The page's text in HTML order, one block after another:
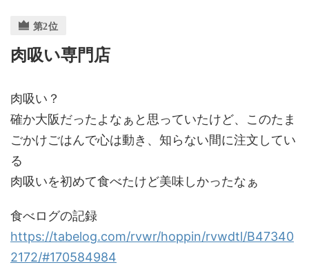
肉吸い専門店
肉吸い？
確か大阪だったよなぁと思っていたけど、このたま
ごかけごはんで心は動き、知らない間に注文してい
る
肉吸いを初めて食べたけど美味しかったなぁ
食べログの記録
https://tabelog.com/rvwr/hoppin/rvwdtl/B47340
2172/#170584984